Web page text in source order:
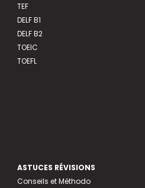
TEF
DELF B1
DELF B2
TOEIC
TOEFL
ASTUCES RÉVISIONS
Conseils et Méthodo